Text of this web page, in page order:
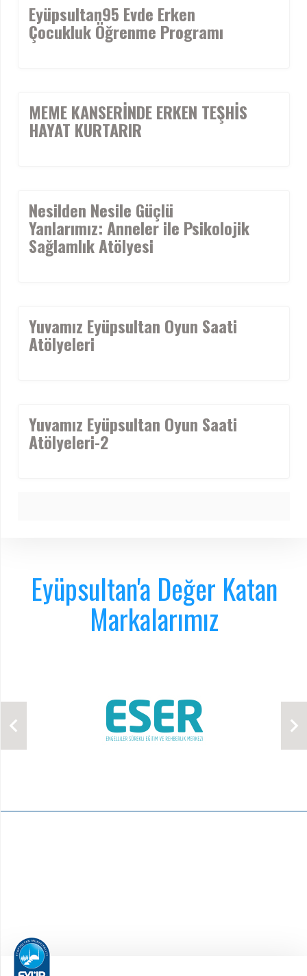
Eyüpsultan95 Evde Erken
Çocukluk Öğrenme Programı
MEME KANSERİNDE ERKEN TEŞHİS
HAYAT KURTARIR
Nesilden Nesile Güçlü
Yanlarımız: Anneler ile Psikolojik
Sağlamlık Atölyesi
Yuvamız Eyüpsultan Oyun Saati
Atölyeleri
Yuvamız Eyüpsultan Oyun Saati
Atölyeleri-2
Eyüpsultan'a Değer Katan
Markalarımız